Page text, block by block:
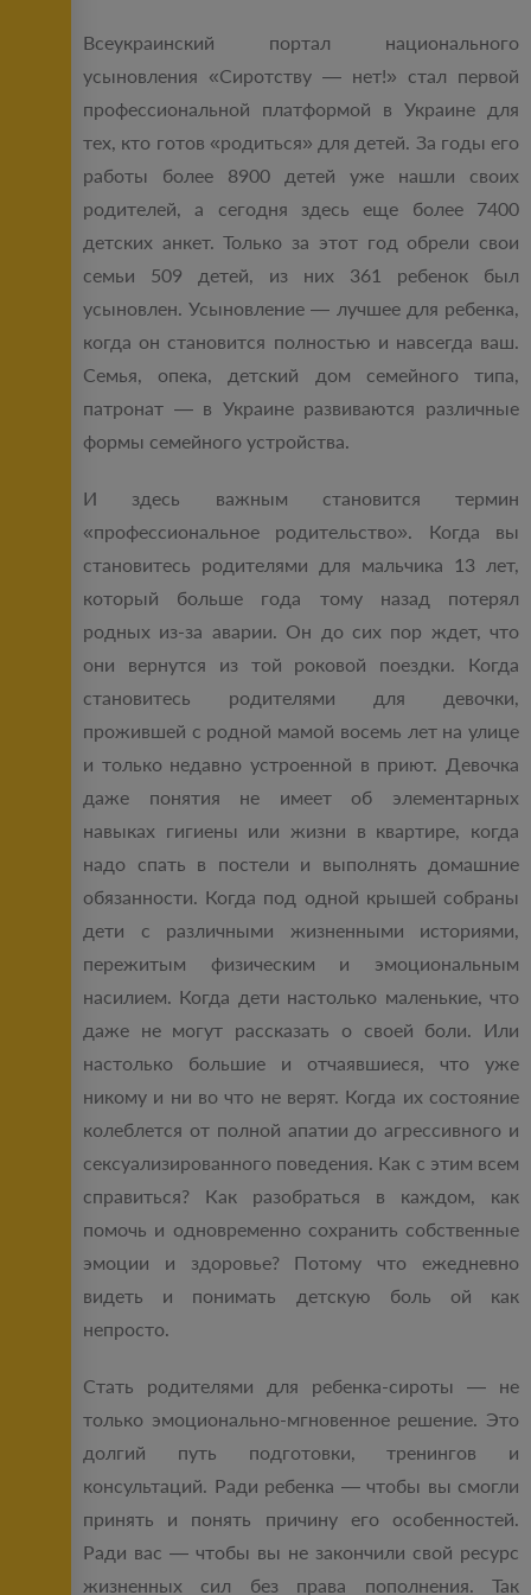
Всеукраинский портал национального
усыновления «Сиротству — нет!» стал первой
профессиональной платформой в Украине для
тех, кто готов «родиться» для детей. За годы его
работы более 8900 детей уже нашли своих
родителей, а сегодня здесь еще более 7400
детских анкет. Только за этот год обрели свои
семьи 509 детей, из них 361 ребенок был
усыновлен. Усыновление — лучшее для ребенка,
когда он становится полностью и навсегда ваш.
Семья, опека, детский дом семейного типа,
патронат — в Украине развиваются различные
формы семейного устройства.
И здесь важным становится термин
«профессиональное родительство». Когда вы
становитесь родителями для мальчика 13 лет,
который больше года тому назад потерял
родных из-за аварии. Он до сих пор ждет, что
они вернутся из той роковой поездки. Когда
становитесь родителями для девочки,
прожившей с родной мамой восемь лет на улице
и только недавно устроенной в приют. Девочка
даже понятия не имеет об элементарных
навыках гигиены или жизни в квартире, когда
надо спать в постели и выполнять домашние
обязанности. Когда под одной крышей собраны
дети с различными жизненными историями,
пережитым физическим и эмоциональным
насилием. Когда дети настолько маленькие, что
даже не могут рассказать о своей боли. Или
настолько большие и отчаявшиеся, что уже
никому и ни во что не верят. Когда их состояние
колеблется от полной апатии до агрессивного и
сексуализированного поведения. Как с этим всем
справиться? Как разобраться в каждом, как
помочь и одновременно сохранить собственные
эмоции и здоровье? Потому что ежедневно
видеть и понимать детскую боль ой как
непросто.
Стать родителями для ребенка-сироты — не
только эмоционально-мгновенное решение. Это
долгий путь подготовки, тренингов и
консультаций. Ради ребенка — чтобы вы смогли
принять и понять причину его особенностей.
Ради вас — чтобы вы не закончили свой ресурс
жизненных сил без права пополнения. Так